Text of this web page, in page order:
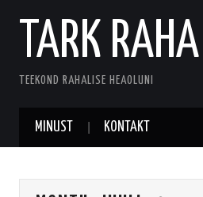
TARK RAHA
TEEKOND RAHALISE HEAOLUNI
MINUST KONTAKT